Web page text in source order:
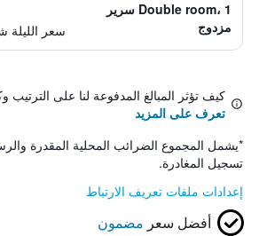
Double room، 1 سرير
مزدوج
سعر الليلة
كيف تؤثر المبالغ المدفوعة لنا على الترتيب
تعرف على المزيد
*يشمل المجموع الضرائب المحلية المقدرة
تسجيل المغادرة.
إعدادات ملفات تعريف الارتباط
أفضل سعر مضمون